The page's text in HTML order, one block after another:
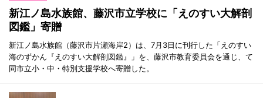
新江ノ島水族館、藤沢市立学校に「えのすい大解剖
図鑑」寄贈
新江ノ島水族館（藤沢市片瀬海岸2）は、7月3日に刊行した「えのすい
海のずかん『えのすい大解剖図鑑』」を、藤沢市教育委員会を通じ、て
同市立小・中・特別支援学校へ寄贈した。